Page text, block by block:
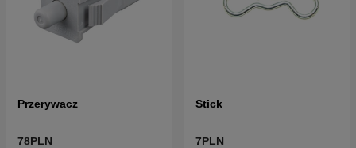
Przerywacz
78PLN
Stick
7PLN